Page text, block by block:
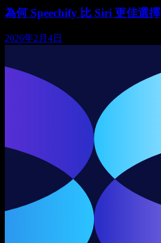
為何 Speechify 比 Siri 更佳選擇
2026年2月4日